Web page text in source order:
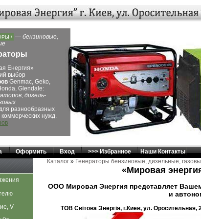
БОЛЬШОЙ МОЩНОСТИ /
производителей
большой
с большим диапазоном
от 15 кВА до 2264 кВА,
и газовые, открытые и
для обеспечения
от небольшого дома,
до поселка, предприятия
небольшого города.
Оформить Вход >>> Избранное
Наши Контакты
Каталог » Генераторы бензиновые, дизельные,
«Мировая
ООО Мировая Энергия представляет
и
ТОВ Свiтова Энергiя, г.Киев, ул. Оросительная,
V